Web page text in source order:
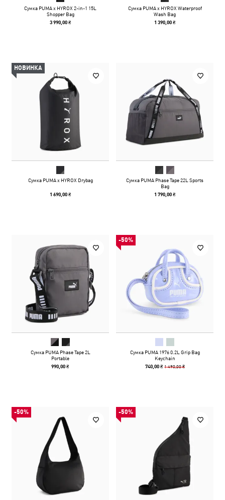
Сумка PUMA x HYROX 2-in-1 15L
Shopper Bag
3 990,00 ₴
Сумка PUMA x HYROX Waterproof
Wash Bag
1 390,00 ₴
НОВИНКА
Сумка PUMA x HYROX Drybag
1 690,00 ₴
Сумка PUMA Phase Tape 22L Sports
Bag
1 790,00 ₴
Сумка PUMA Phase Tape 2L
Portable
990,00 ₴
-50%
Сумка PUMA 1976 0.2L Grip Bag
Keychain
740,00 ₴ 1 490,00 ₴
-50% -50%